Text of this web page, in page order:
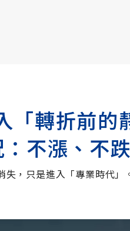
「轉折前的
不漲、不
，只是進入「專業時代」